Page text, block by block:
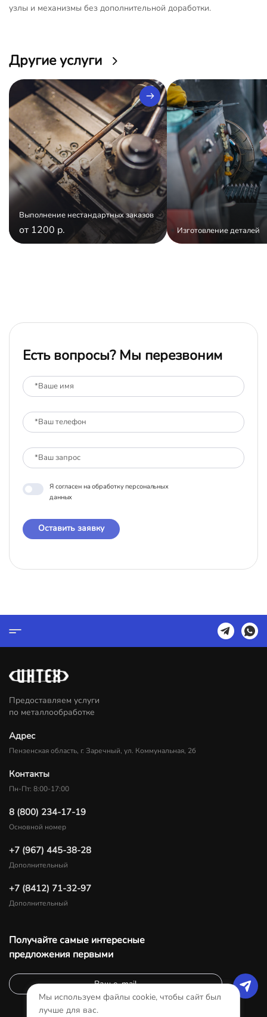
узлы и механизмы без дополнительной доработки.
Другие услуги
Выполнение нестандартных заказов
от 1200 р. Изготовление деталей
Есть вопросы? Мы перезвоним
Я согласен на обработку персональных
данных
Оставить заявку
Предоставляем услуги
по металлообработке
Адрес
Пензенская область, г. Заречный, ул. Коммунальная, 2б
Контакты
Пн-Пт: 8:00-17:00
8 (800) 234-17-19
Основной номер
+7 (967) 445-38-28
Дополнительный
+7 (8412) 71-32-97
Дополнительный
Получайте самые интересные
предложения первыми
Мы используем файлы cookie, чтобы сайт был
лучше для вас.